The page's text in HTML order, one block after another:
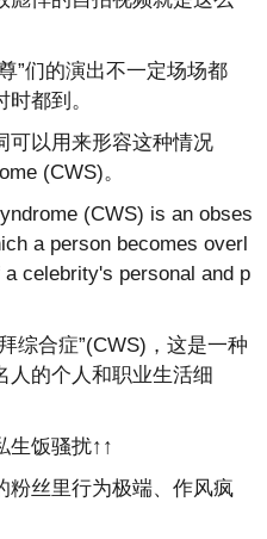
们的演出不一定场场都
都到。
以用来形容这种情况
(CWS)。
(CWS) is an obses
a person becomes overl
celebrity's personal and p
合症”(CWS)，这是一种
人的个人和职业生活细
饭骚扰↑↑
粉丝里行为极端、作风疯